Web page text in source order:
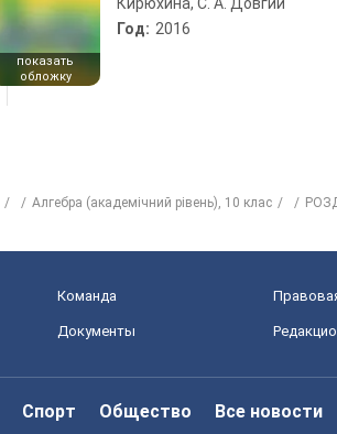
показать
обложку
Год: 2016
Алгебра (академічний рівень), 10 клас
Команда
Документы
Спорт Общество Все новости